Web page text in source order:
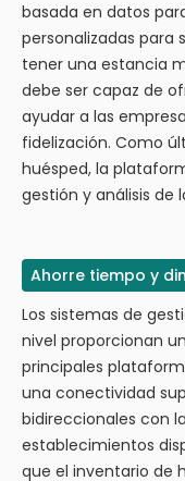
basada en datos
personalizadas para
tener una estancia
debe ser capaz de
ayudar a las
fidelización. Como
huésped, la
gestión y análisis de
Ahorre tiempo y
Los sistemas de
nivel proporcionan
principales
una conectividad
bidireccionales con
establecimientos
que el inventario de